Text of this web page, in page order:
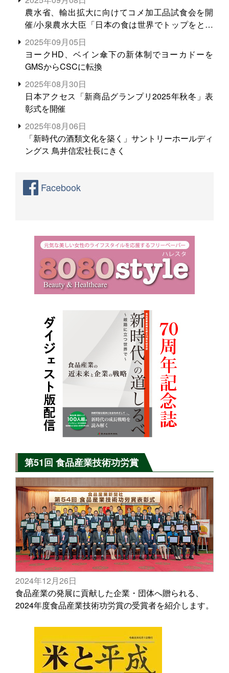
農水省、輸出拡大に向けてコメ加工品試食会を開
催/小泉農水大臣「日本の食は世界でトップをとれ
る。米増産に向けて、米輸出需要の拡大を」
2025年09月05日
ヨークHD、ベイン傘下の新体制でヨーカドーを
GMSからCSCに転換
2025年08月30日
日本アクセス「新商品グランプリ2025年秋冬」表
彰式を開催
2025年08月06日
「新時代の酒類文化を築く」サントリーホールディ
ングス 鳥井信宏社長にきく
Facebook
第51回 食品産業技術功労賞
2024年12月26日
食品産業の発展に貢献した企業・団体へ贈られる、
2024年度食品産業技術功労賞の受賞者を紹介します。